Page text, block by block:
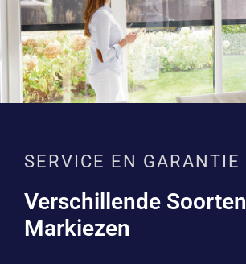
SERVICE EN GARANTIE
Verschillende Soorten
Markiezen